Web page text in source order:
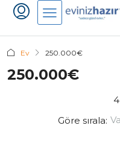
Ev 250.000€
250.000€
Göre sırala: